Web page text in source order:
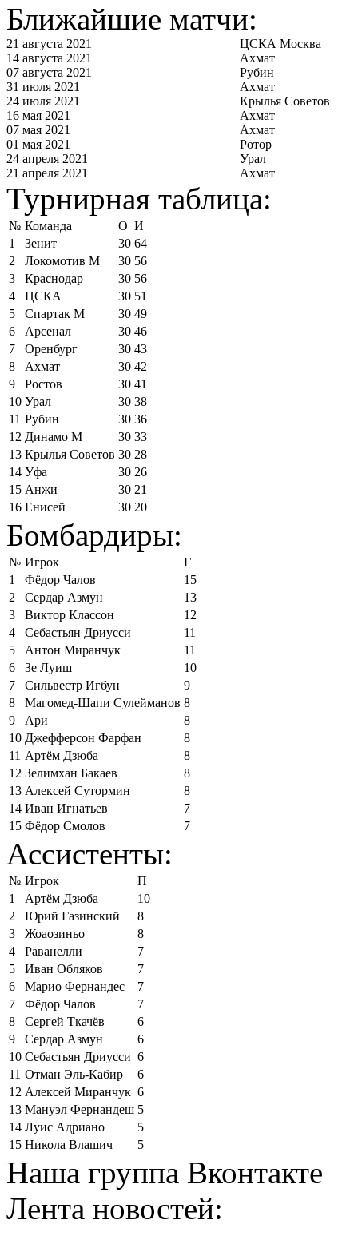
Ближайшие матчи:
21 августа 2021
ЦСКА Москва
14 августа 2021
Ахмат
07 августа 2021
Рубин
31 июля 2021
Ахмат
24 июля 2021
Крылья Советов
16 мая 2021
Ахмат
07 мая 2021
Ахмат
01 мая 2021
Ротор
24 апреля 2021
Урал
21 апреля 2021
Ахмат
Турнирная таблица:
№ Команда О И
1
Зенит 30 64
2
Локомотив М 30 56
3
Краснодар 30 56
4
ЦСКА 30 51
5
Спартак М 30 49
6
Арсенал 30 46
7
Оренбург 30 43
8
Ахмат 30 42
9
Ростов 30 41
10 Урал 30 38
11 Рубин 30 36
12 Динамо М 30 33
13 Крылья Советов 30 28
14 Уфа 30 26
15 Анжи 30 21
16 Енисей 30 20
Бомбардиры:
№ Игрок
Г
1
Фёдор Чалов
15
2
Сердар Азмун
13
3
Виктор Классон
12
4
Себастьян Дриусси
11
5
Антон Миранчук
11
6
Зе Луиш
10
7
Сильвестр Игбун
9
8
Магомед-Шапи Сулейманов 8
9
Ари
8
10 Джефферсон Фарфан
8
11 Артём Дзюба
8
12 Зелимхан Бакаев
8
13 Алексей Сутормин
8
14 Иван Игнатьев
7
15 Фёдор Смолов 7
Ассистенты:
№ Игрок
П
1
Артём Дзюба
10
2
Юрий Газинский
8
3
Жоаозиньо
8
4
Раванелли
7
5
Иван Обляков
7
6
Марио Фернандес
7
7
Фёдор Чалов
7
8
Сергей Ткачёв
6
9
Сердар Азмун
6
10 Себастьян Дриусси 6
11 Отман Эль-Кабир
6
12 Алексей Миранчук 6
13 Мануэл Фернандеш 5
14 Луис Адриано
5
15 Никола Влашич 5
Наша группа Вконтакте
Лента новостей: